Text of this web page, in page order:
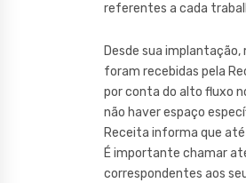
referentes a cada
Desde sua
foram recebidas pela
por conta do alto fluxo
não haver espaço
Receita informa que
É importante chamar
correspondentes aos